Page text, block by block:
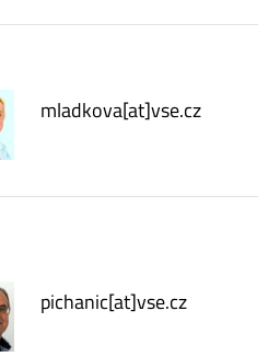
mladkova[at]vse.cz
pichanic[at]vse.cz